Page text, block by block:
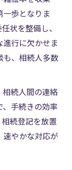
一歩となりま
状を整備し、
行に欠かせま
も、相続人多数
相続人間の連絡
手続きの効率
続登記を放置
速やかな対応が